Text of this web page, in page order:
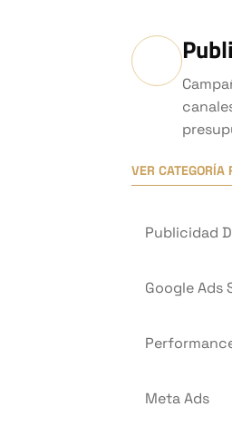
VER CATEGORÍA
Publicidad
Google Ads
Meta Ads